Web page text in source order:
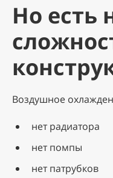
Но есть
Воздушное
нет радиатора
нет помпы
нет патрубков